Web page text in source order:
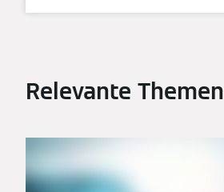
Relevante Themen